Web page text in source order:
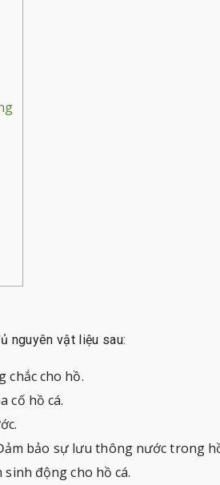
nguyên vật liệu sau:
chắc cho hồ.
cố hồ cá.
bảo sự lưu thông nước trong
động cho hồ cá.